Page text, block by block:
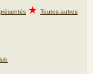
★ Toutes autres